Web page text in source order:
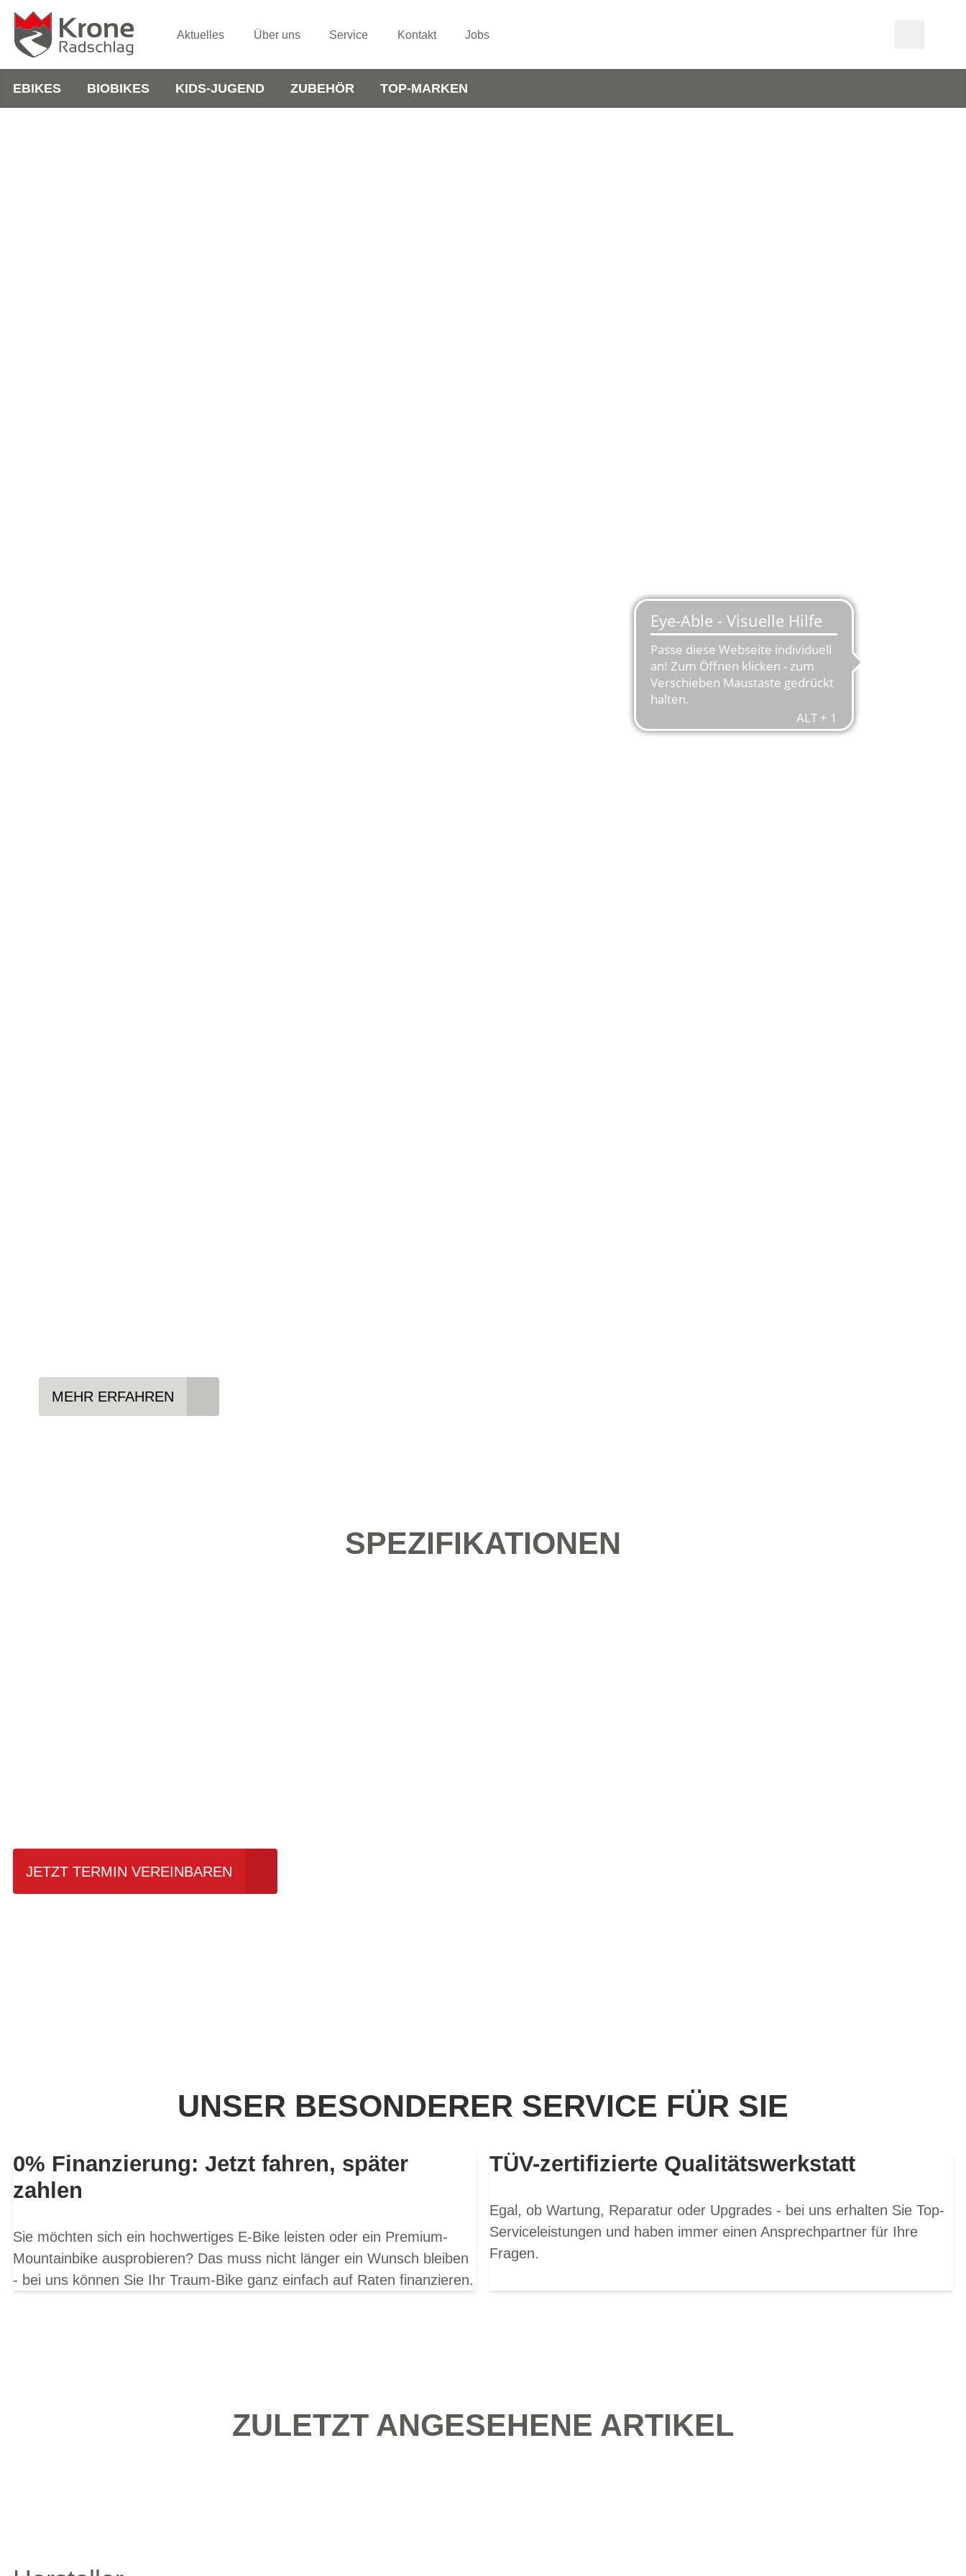
Aktuelles Über uns Service Kontakt Jobs
EBIKES BIOBIKES KIDS-JUGEND ZUBEHÖR TOP-MARKEN
MEHR ERFAHREN
SPEZIFIKATIONEN
JETZT TERMIN VEREINBAREN
UNSER BESONDERER SERVICE FÜR SIE
0% Finanzierung: Jetzt fahren, später
zahlen
Sie möchten sich ein hochwertiges E-Bike leisten oder ein Premium-
Mountainbike ausprobieren? Das muss nicht länger ein Wunsch bleiben
- bei uns können Sie Ihr Traum-Bike ganz einfach auf Raten finanzieren.
TÜV-zertifizierte Qualitätswerkstatt
Egal, ob Wartung, Reparatur oder Upgrades - bei uns erhalten Sie Top-
Serviceleistungen und haben immer einen Ansprechpartner für Ihre
Fragen.
ZULETZT ANGESEHENE ARTIKEL